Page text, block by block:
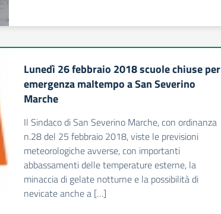
Lunedì 26 febbraio 2018 scuole chiuse per
emergenza maltempo a San Severino
Marche
Il Sindaco di San Severino Marche, con ordinanza
n.28 del 25 febbraio 2018, viste le previsioni
meteorologiche avverse, con importanti
abbassamenti delle temperature esterne, la
minaccia di gelate notturne e la possibilità di
nevicate anche a […]